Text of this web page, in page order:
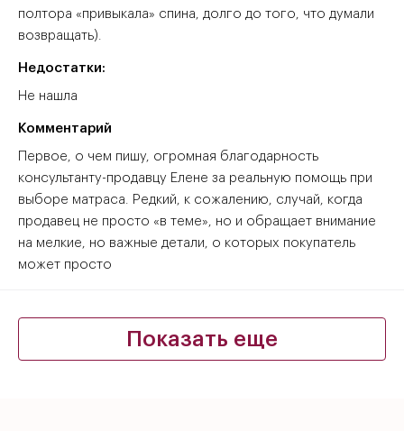
полтора «привыкала» спина, долго до того, что думали
возвращать).
Недостатки:
Не нашла
Комментарий
Первое, о чем пишу, огромная благодарность
консультанту-продавцу Елене за реальную помощь при
выборе матраса. Редкий, к сожалению, случай, когда
продавец не просто «в теме», но и обращает внимание
на мелкие, но важные детали, о которых покупатель
может просто